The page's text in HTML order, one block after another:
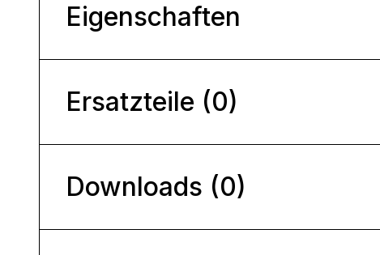
Eigenschaften
Ersatzteile (0)
Downloads (0)